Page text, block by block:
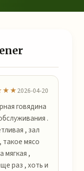
2026-04-20
говядина
.
, зал
такое мясо
мягкая ,
раз , хоть и